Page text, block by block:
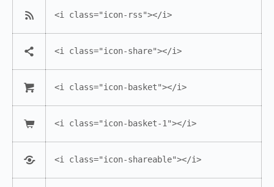
<i class="icon-rss"></i>
<i class="icon-share"></i>
<i class="icon-basket"></i>
<i class="icon-basket-1"></i>
<i class="icon-shareable"></i>